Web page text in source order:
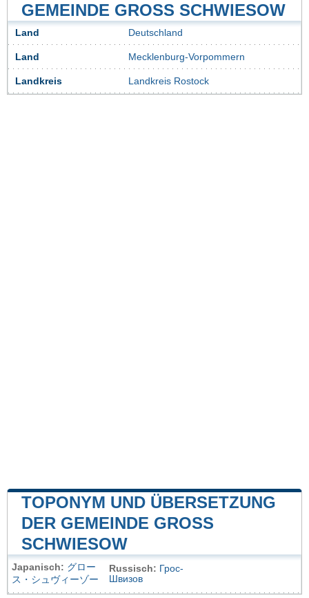
GEMEINDE GROSS SCHWIESOW
Land Deutschland
Land Mecklenburg-Vorpommern
Landkreis Landkreis Rostock
TOPONYM UND ÜBERSETZUNG
DER GEMEINDE GROSS S
CHWIESOW
Japanisch: グロー
ス・シュヴィーゾー
Russisch: Грос-
Швизов